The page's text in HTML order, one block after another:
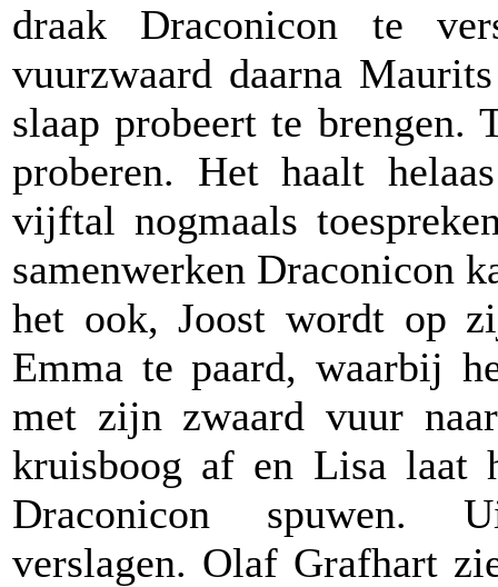
draak Draconicon te
vuurzwaard daarna
slaap probeert te brengen.
proberen. Het haalt
vijftal nogmaals
samenwerken Draconicon
het ook, Joost wordt op
Emma te paard, waarbij
met zijn zwaard vuur
kruisboog af en Lisa laat
Draconicon spuwen.
verslagen. Olaf Grafhart